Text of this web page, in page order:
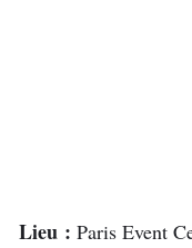
Lieu : Paris Event